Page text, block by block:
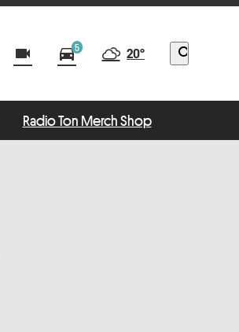
videocam directions_car5 20° search
Radio Ton Merch Shop